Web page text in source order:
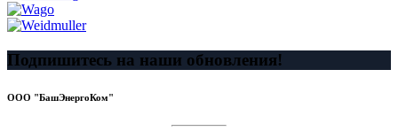
Подпишитесь на наши обновления!
ООО "БашЭнергоКом"